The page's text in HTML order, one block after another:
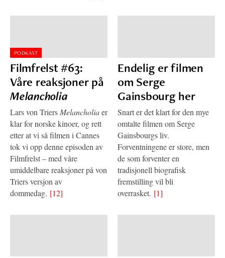
PODKAST
Filmfrelst #63:
Våre reaksjoner på
Melancholia
Lars von Triers Melancholiaer
klar for norske kinoer, og rett
etter at vi så filmen i Cannes
tok vi opp denne episoden av
Filmfrelst – med våre
umiddelbare reaksjoner på von
Triers versjon av
dommedag. [12]
Endelig er filmen
om Serge
Gainsbourg her
Snart er det klart for den mye
omtalte filmen om Serge
Gainsbourgs liv.
Forventningene er store, men
de som forventer en
tradisjonell biografisk
fremstilling vil bli
overrasket. [1]